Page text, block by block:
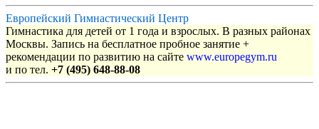
Европейский Гимнастический Центр
Гимнастика для детей от 1 года и взрослых. В разных районах
Москвы. Запись на бесплатное пробное занятие +
рекомендации по развитию на сайте www.europegym.ru
и по тел. +7 (495) 648-88-08